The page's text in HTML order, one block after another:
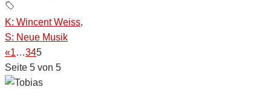
K: Wincent Weiss,
S: Neue Musik
«1…345
Seite 5 von 5